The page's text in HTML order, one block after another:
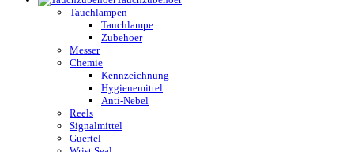
Tauchlampen
Tauchlampe
Zubehoer
Messer
Chemie
Kennzeichnung
Hygienemittel
Anti-Nebel
Reels
Signalmittel
Guertel